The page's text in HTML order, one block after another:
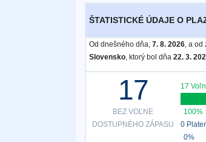
ŠTATISTICKÉ ÚDAJE O
Od dnešného dňa, 7. 8. 2026, a od
Slovensko, ktorý bol dňa 22. 3.
17
BEZ VOĽNE
DOSTUPNÉHO ZÁPASU
17
100%
0
0%